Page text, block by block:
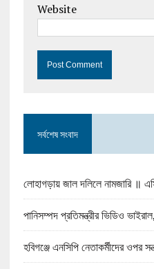
Website
সর্বশেষ সংবাদ
লোহাগড়ায় জাল দলিলে নামজারি ॥
পানিসম্পদ প্রতিমন্ত্রীর ভিডিও
হবিগঞ্জে এনসিপি নেতাকর্মীদের ওপর